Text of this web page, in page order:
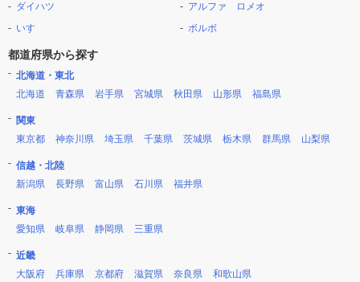
ダイハツ
いすゞ
アルファ ロメオ
ボルボ
都道府県から探す
北海道・東北
北海道
青森県 岩手県 宮城県 秋田県 山形県 福島県
関東
東京都
神奈川県 埼玉県 千葉県 茨城県 栃木県 群馬県 山梨県
信越・北陸
新潟県
長野県 富山県 石川県 福井県
東海
愛知県
岐阜県 静岡県 三重県
近畿
大阪府
兵庫県 京都府 滋賀県 奈良県 和歌山県